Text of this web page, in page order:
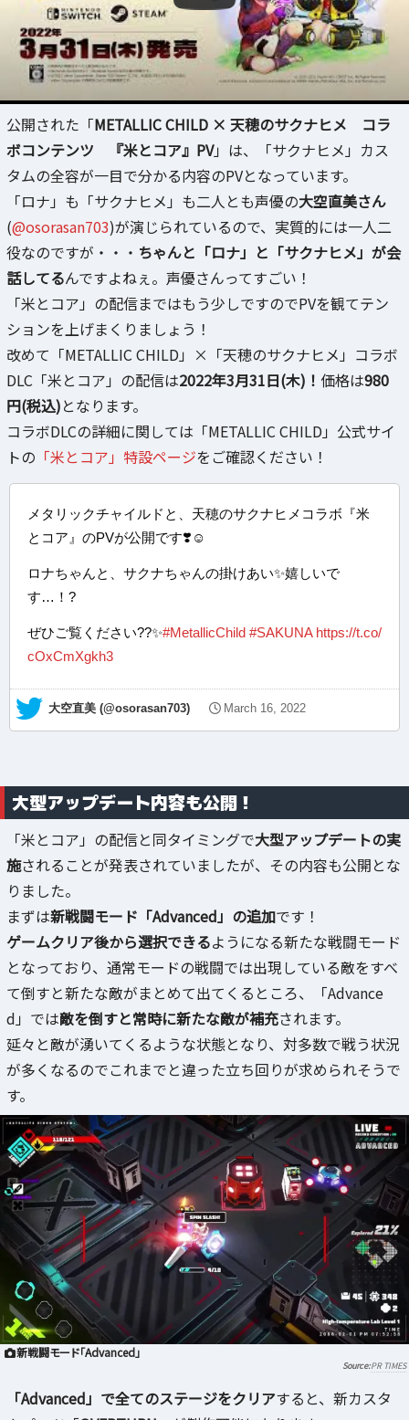
公開された「METALLIC CHILD × 天穂のサクナヒメ コラ
ボコンテンツ 『米とコア』PV」は、「サクナヒメ」カス
タムの全容が一目で分かる内容のPVとなっています。
「ロナ」も「サクナヒメ」も二人とも声優の大空直美さん
(@osorasan703)が演じられているので、実質的には一人二
役なのですが・・・ ちゃんと「ロナ」と「サクナヒメ」が会
話してるんですよねぇ。声優さんってすごい！
「米とコア」の配信まではもう少しですのでPVを観てテン
ションを上げまくりましょう！
改めて「METALLIC CHILD」×「天穂のサクナヒメ」コラボ
DLC「米とコア」の配信は2022年3月31日(木)！ 価格は980
円(税込)となります。
コラボDLCの詳細に関しては「METALLIC CHILD」公式サイ
トの 「米とコア」特設ページをご確認ください！
メタリックチャイルドと、天穂のサクナヒメコラボ『米
とコア』のPVが公開です❣️☺️
ロナちゃんと、サクナちゃんの掛けあい✨嬉しいで
す…！?
ぜひご覧ください??✨#MetallicChild #SAKUNA https://t.co/
cOxCmXgkh3
— 大空直美 (@osorasan703) March 16, 2022
大型アップデート内容も公開！
「米とコア」の配信と同タイミングで大型アップデートの実
施されることが発表されていましたが、その内容も公開とな
りました。
まずは新戦闘モード「Advanced」の追加です！
ゲームクリア後から選択できるようになる新たな戦闘モード
となっており、通常モードの戦闘では出現している敵をすべ
て倒すと新たな敵がまとめて出てくるところ、「Advance
d」では敵を倒すと常時に新たな敵が補充されます。
延々と敵が湧いてくるような状態となり、対多数で戦う状況
が多くなるのでこれまでと違った立ち回りが求められそうで
す。
新戦闘モード「Advanced」
PR TIMES
「Advanced」で全てのステージをクリアすると、新カスタ